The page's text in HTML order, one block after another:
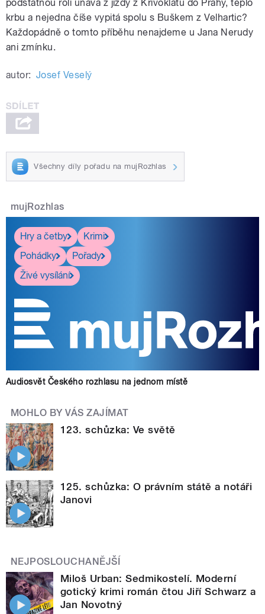
podstatnou roli únava z jízdy z Křivoklátu do Prahy, teplo
krbu a nejedna číše vypitá spolu s Buškem z Velhartic?
Každopádně o tomto příběhu nenajdeme u Jana Nerudy
ani zmínku.
autor: Josef Veselý
Všechny díly pořadu na mujRozhlas
mujRozhlas
Hry a četby
Krimi
Pohádky
Pořady
Živé vysílání
Audiosvět Českého rozhlasu na jednom místě
MOHLO BY VÁS ZAJÍMAT
123. schůzka: Ve světě
125. schůzka: O právním státě a notáři
Janovi
NEJPOSLOUCHANĚJŠÍ
Miloš Urban: Sedmikostelí. Moderní
gotický krimi román čtou Jiří Schwarz a
Jan Novotný